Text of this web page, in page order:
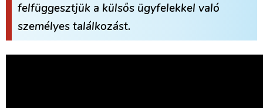
felfüggesztjük a külsős ügyfelekkel való
személyes találkozást.